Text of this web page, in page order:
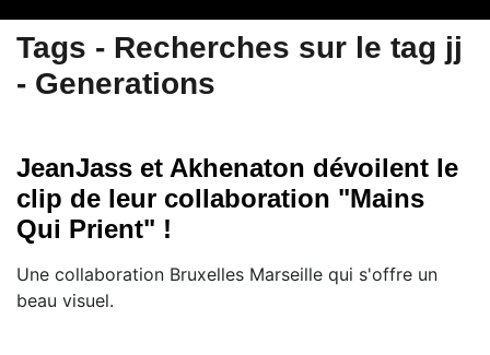
Tags - Recherches sur le tag jj
- Generations
JeanJass et Akhenaton dévoilent le
clip de leur collaboration "Mains
Qui Prient" !
Une collaboration Bruxelles Marseille qui s'offre un
beau visuel.